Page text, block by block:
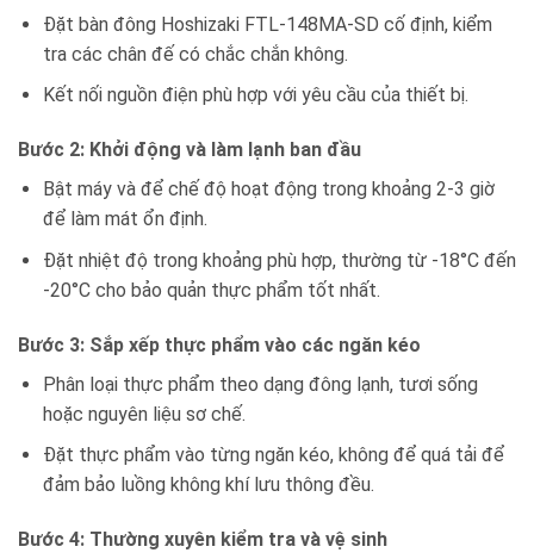
Đặt bàn đông Hoshizaki FTL-148MA-SD cố định, kiểm
tra các chân đế có chắc chắn không.
Kết nối nguồn điện phù hợp với yêu cầu của thiết bị.
Bước 2: Khởi động và làm lạnh ban đầu
Bật máy và để chế độ hoạt động trong khoảng 2-3 giờ
để làm mát ổn định.
Đặt nhiệt độ trong khoảng phù hợp, thường từ -18°C đến
-20°C cho bảo quản thực phẩm tốt nhất.
Bước 3: Sắp xếp thực phẩm vào các ngăn kéo
Phân loại thực phẩm theo dạng đông lạnh, tươi sống
hoặc nguyên liệu sơ chế.
Đặt thực phẩm vào từng ngăn kéo, không để quá tải để
đảm bảo luồng không khí lưu thông đều.
Bước 4: Thường xuyên kiểm tra và vệ sinh